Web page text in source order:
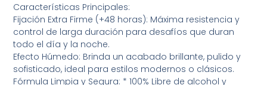
Características Principales:
Fijación Extra Firme (+48 horas): Máxima resistencia y
control de larga duración para desafíos que duran
todo el día y la noche.
Efecto Húmedo: Brinda un acabado brillante, pulido y
sofisticado, ideal para estilos modernos o clásicos.
Fórmula Limpia y Segura: * 100% Libre de alcohol y